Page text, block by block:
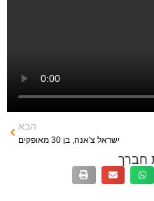
הבא
ישראל צ'אנה, בן 30 מאופקים
חברך